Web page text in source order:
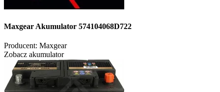
Maxgear Akumulator 574104068D722
Producent: Maxgear
Zobacz akumulator